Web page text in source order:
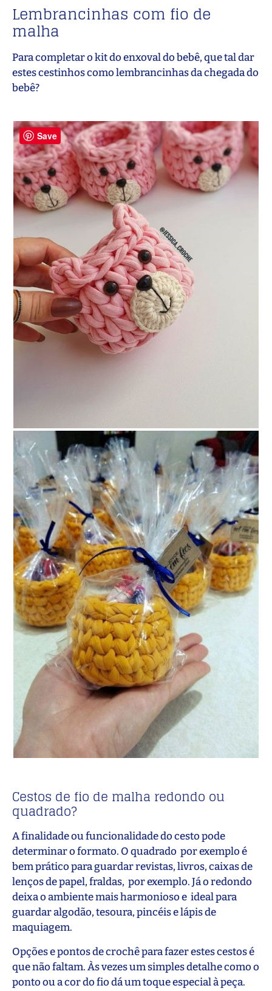
Lembrancinhas com fio de
malha
Para completar o kit do enxoval do bebê, que tal dar
estes cestinhos como lembrancinhas da chegada do
bebê?
Cestos de fio de malha redondo ou
quadrado?
A finalidade ou funcionalidade do cesto pode
determinar o formato. O quadrado por exemplo é
bem prático para guardar revistas, livros, caixas de
lenços de papel, fraldas, por exemplo. Já o redondo
deixa o ambiente mais harmonioso e ideal para
guardar algodão, tesoura, pincéis e lápis de
maquiagem.
Opções e pontos de crochê para fazer estes cestos é
que não faltam. Às vezes um simples detalhe como o
ponto ou a cor do fio dá um toque especial à peça.
Save